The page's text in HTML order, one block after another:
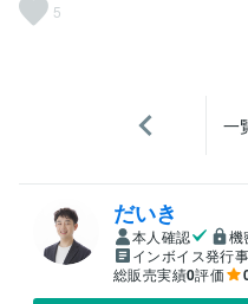
5
一
だいき
本人確認
機
インボイス発行
総販売実績0評価